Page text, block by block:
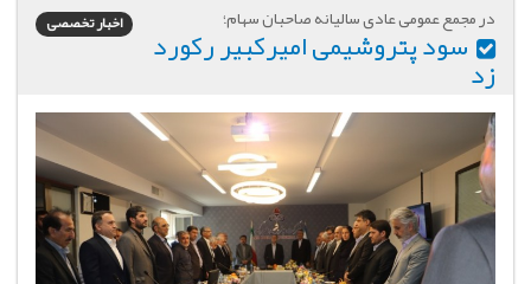
اخبار تخصصی در مجمع عمومی عادی سالیانه صاحبان سهام؛
سود پتروشیمی‌ امیرکبیر رکورد
زد